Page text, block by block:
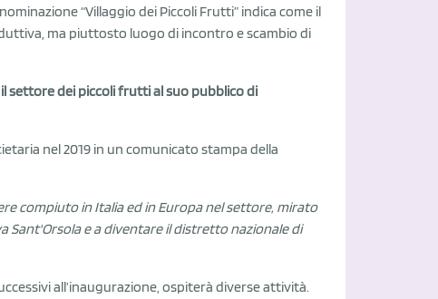
“Villaggio dei Piccoli Frutti” indica come il
ma piuttosto luogo di incontro e scambio di
settore dei piccoli frutti al suo pubblico di
nel 2019 in un comunicato stampa della
compiuto in Italia ed in Europa nel settore, mirato
Sant'Orsola e a diventare il distretto nazionale di
all’inaugurazione, ospiterà diverse attività.